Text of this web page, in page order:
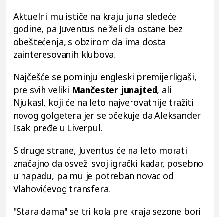
Aktuelni mu ističe na kraju juna sledeće
godine, pa Juventus ne želi da ostane bez
obeštećenja, s obzirom da ima dosta
zainteresovanih klubova.
Najčešće se pominju engleski premijerligaši,
pre svih veliki Mančester junajted, ali i
Njukasl, koji će na leto najverovatnije tražiti
novog golgetera jer se očekuje da Aleksander
Isak pređe u Liverpul.
S druge strane, Juventus će na leto morati
značajno da osveži svoj igrački kadar, posebno
u napadu, pa mu je potreban novac od
Vlahovićevog transfera.
"Stara dama" se tri kola pre kraja sezone bori